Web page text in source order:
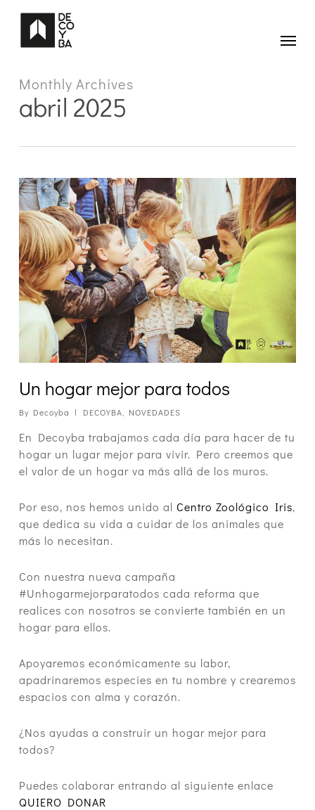
Menu
Monthly Archives
abril 2025
Un hogar mejor para todos
By Decoyba DECOYBA NOVEDADES
En Decoyba trabajamos cada día para hacer de tu
hogar un lugar mejor para vivir. Pero creemos que
el valor de un hogar va más allá de los muros.
Por eso, nos hemos unido al Centro Zoológico Iris,
que dedica su vida a cuidar de los animales que
más lo necesitan.
Con nuestra nueva campaña
#Unhogarmejorparatodos cada reforma que
realices con nosotros se convierte también en un
hogar para ellos.
Apoyaremos económicamente su labor,
apadrinaremos especies en tu nombre y crearemos
espacios con alma y corazón.
¿Nos ayudas a construir un hogar mejor para
todos?
Puedes colaborar entrando al siguiente enlace
QUIERO DONAR